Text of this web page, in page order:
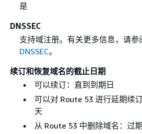
是
DNSSEC
支持域注册。有关更多信息，请参
DNSSEC。
续订和恢复域名的截止日期
可以续订：直到到期日
可以对 Route 53 进行延期续
天
从 Route 53 中删除域名：过